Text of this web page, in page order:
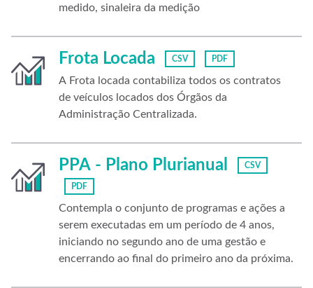
medido, sinaleira da medição
Frota Locada CSV PDF
A Frota locada contabiliza todos os contratos
de veículos locados dos Órgãos da
Administração Centralizada.
PPA - Plano Plurianual CSV
PDF
Contempla o conjunto de programas e ações a
serem executadas em um período de 4 anos,
iniciando no segundo ano de uma gestão e
encerrando ao final do primeiro ano da próxima.